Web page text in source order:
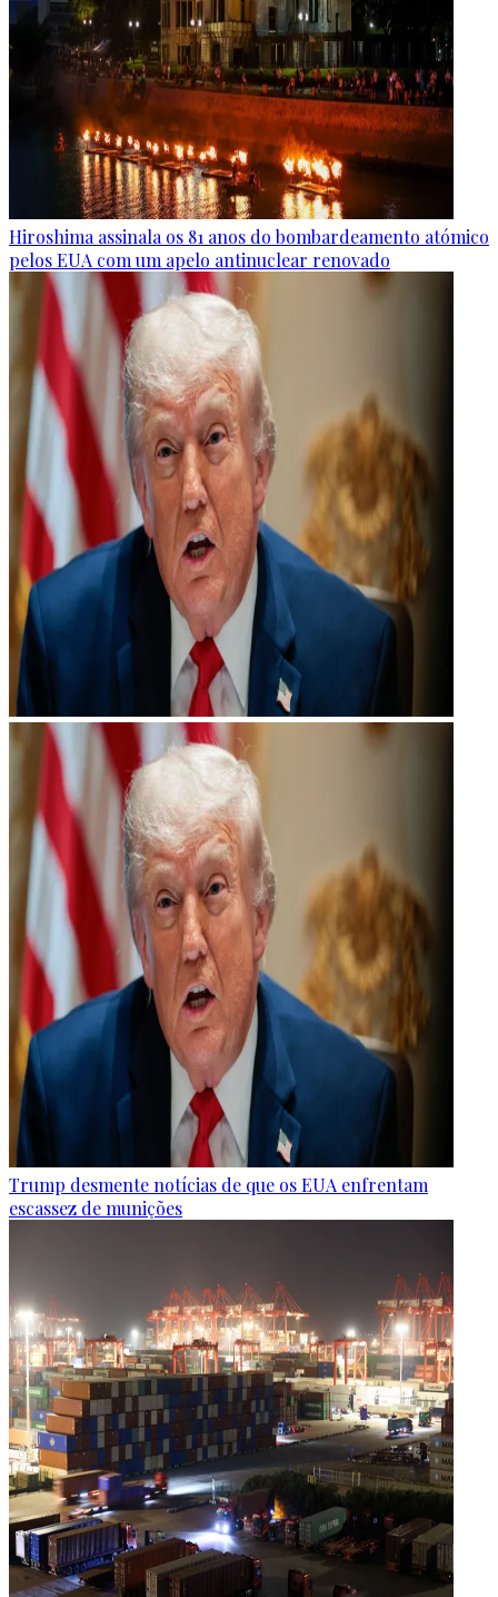
Hiroshima assinala os 81 anos do bombardeamento atómico
pelos EUA com um apelo antinuclear renovado
Trump desmente notícias de que os EUA enfrentam
escassez de munições